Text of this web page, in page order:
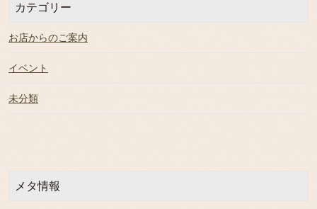
カテゴリー
お店からのご案内
イベント
未分類
メタ情報